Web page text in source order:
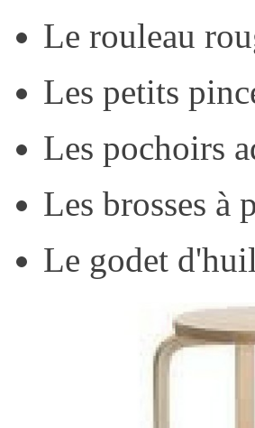
Le rouleau
Les petits
Les pochoirs
Les brosses
Le godet